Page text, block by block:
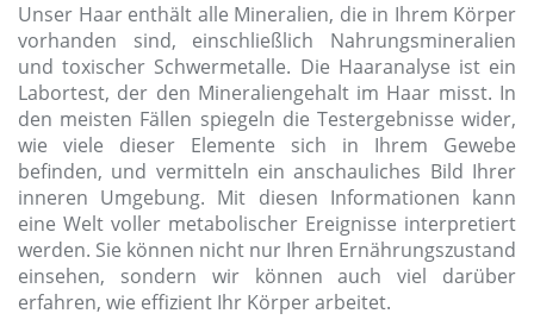
Unser Haar enthält alle Mineralien, die in Ihrem Körper
vorhanden sind, einschließlich Nahrungsmineralien
und toxischer Schwermetalle. Die Haaranalyse ist ein
Labortest, der den Mineraliengehalt im Haar misst. In
den meisten Fällen spiegeln die Testergebnisse wider,
wie viele dieser Elemente sich in Ihrem Gewebe
befinden, und vermitteln ein anschauliches Bild Ihrer
inneren Umgebung. Mit diesen Informationen kann
eine Welt voller metabolischer Ereignisse interpretiert
werden. Sie können nicht nur Ihren Ernährungszustand
einsehen, sondern wir können auch viel darüber
erfahren, wie effizient Ihr Körper arbeitet.